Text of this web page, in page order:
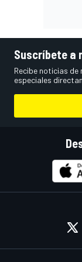
Suscríbete a
Recibe noticias
especiales